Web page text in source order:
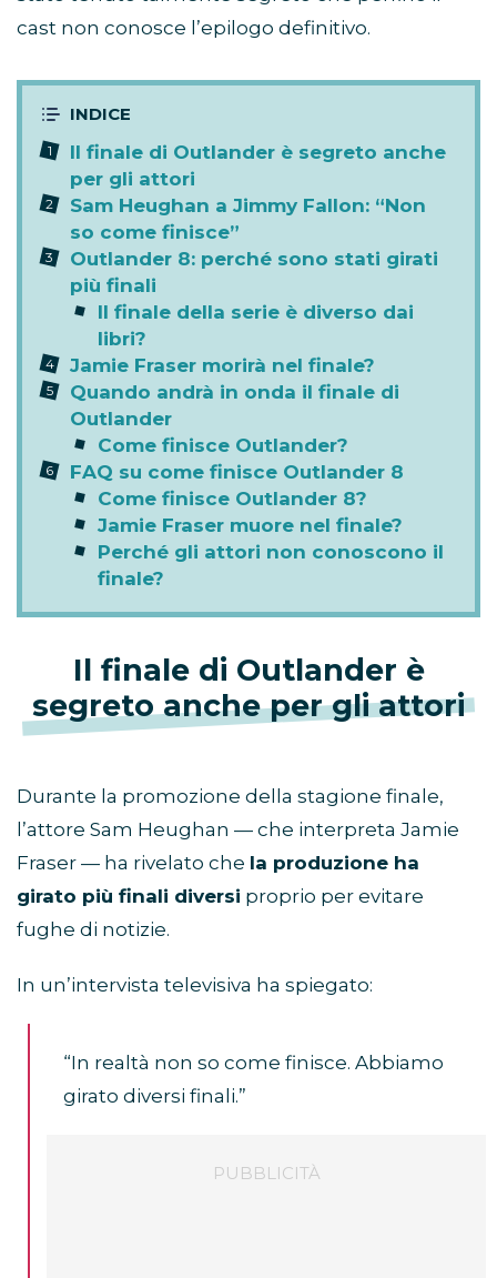
cast non conosce l’epilogo definitivo.
Il finale di Outlander è segreto anche
per gli attori
Sam Heughan a Jimmy Fallon: “Non
so come finisce”
Outlander 8: perché sono stati girati
più finali
Il finale della serie è diverso dai
libri?
Jamie Fraser morirà nel finale?
Quando andrà in onda il finale di
Outlander
Come finisce Outlander?
FAQ su come finisce Outlander 8
Come finisce Outlander 8?
Jamie Fraser muore nel finale?
Perché gli attori non conoscono il
finale?
Il finale di Outlander è
segreto anche per gli attori
Durante la promozione della stagione finale,
l’attore Sam Heughan — che interpreta Jamie
Fraser — ha rivelato che la produzione ha
girato più finali diversi proprio per evitare
fughe di notizie.
In un’intervista televisiva ha spiegato:
“In realtà non so come finisce. Abbiamo
girato diversi finali.”